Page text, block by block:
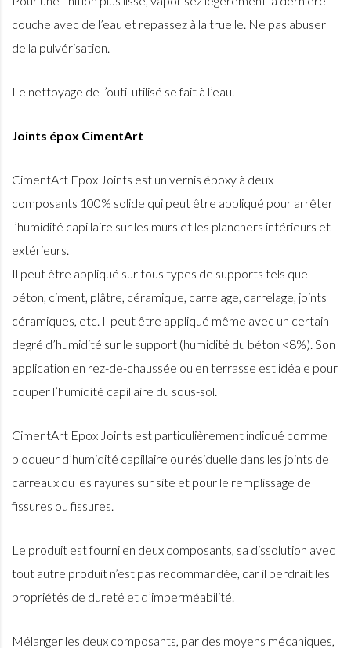
couche avec de l’eau et repassez à la truelle. Ne pas abuser
de la pulvérisation.
Le nettoyage de l’outil utilisé se fait à l’eau.
Joints épox CimentArt
CimentArt Epox Joints est un vernis époxy à deux
composants 100% solide qui peut être appliqué pour arrêter
l’humidité capillaire sur les murs et les planchers intérieurs et
extérieurs.
Il peut être appliqué sur tous types de supports tels que
béton, ciment, plâtre, céramique, carrelage, carrelage, joints
céramiques, etc. Il peut être appliqué même avec un certain
degré d’humidité sur le support (humidité du béton <8%). Son
application en rez-de-chaussée ou en terrasse est idéale pour
couper l’humidité capillaire du sous-sol.
CimentArt Epox Joints est particulièrement indiqué comme
bloqueur d’humidité capillaire ou résiduelle dans les joints de
carreaux ou les rayures sur site et pour le remplissage de
fissures ou fissures.
Le produit est fourni en deux composants, sa dissolution avec
tout autre produit n’est pas recommandée, car il perdrait les
propriétés de dureté et d’imperméabilité.
Mélanger les deux composants, par des moyens mécaniques,